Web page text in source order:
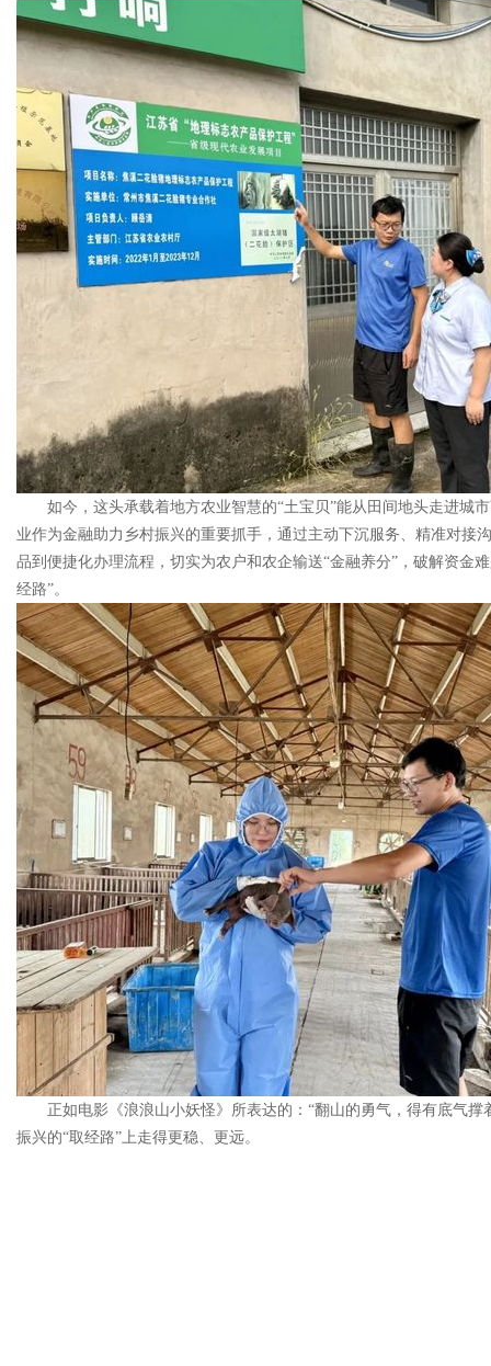
如今，这头承载着地方农业智慧的“土宝贝”能从田间地头走进城
业作为金融助力乡村振兴的重要抓手，通过主动下沉服务、精准对
品到便捷化办理流程，切实为农户和农企输送“金融养分”，破解资金
经路”。
正如电影《浪浪山小妖怪》所表达的：“翻山的勇气，得有底气
振兴的“取经路”上走得更稳、更远。